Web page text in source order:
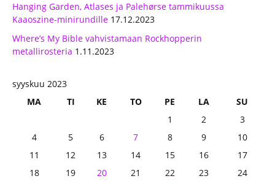
Hanging Garden, Atlases ja Palehørse tammikuussa
Kaaoszine-minirundille 17.12.2023
Where’s My Bible vahvistamaan Rockhopperin
metallirosteria 1.11.2023
syyskuu 2023
MA
TI KE TO PE LA SU
1 2
3
4
5 6 7 8 9
10
11
12 13 14 15 16
17
18
19 20 21 22 23
24